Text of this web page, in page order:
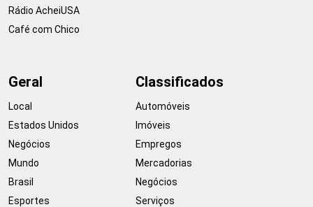
Rádio AcheiUSA
Café com Chico
Geral
Local
Estados Unidos
Negócios
Mundo
Brasil
Esportes
Classificados
Automóveis
Imóveis
Empregos
Mercadorias
Negócios
Serviços